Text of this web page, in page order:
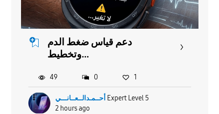
e
o
دعم قياس ضغط الدم
وتخطيط...
أحــمـدالــعــانـــي Expert Level 5
2 hours ago
49 0 1